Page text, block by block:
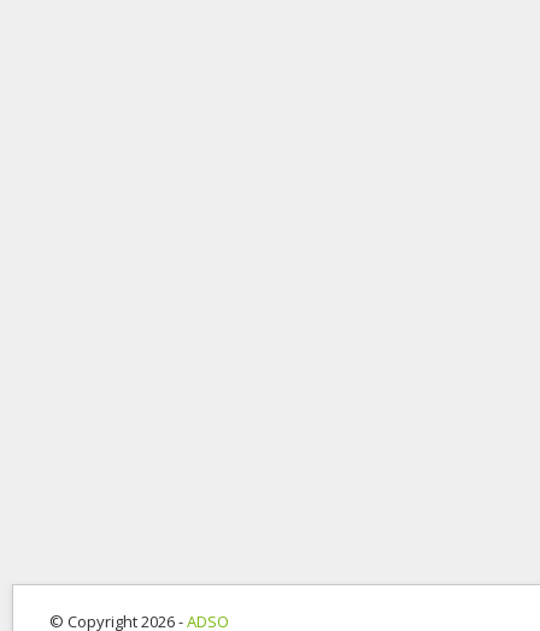
© Copyright 2026 -ADSO